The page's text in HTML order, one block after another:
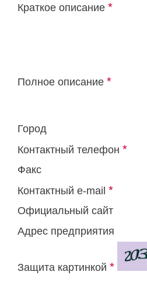
Краткое описание *
Полное описание *
Город
Контактный телефон *
Факс
Контактный e-mail *
Официальный сайт
Адрес предприятия
Защита картинкой *